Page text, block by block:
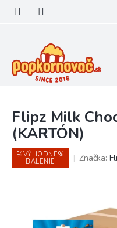
Prejsť
obsah
Flipz Milk
(KARTÓN)
%VÝHODNÉ%
BALENIE
Značka: